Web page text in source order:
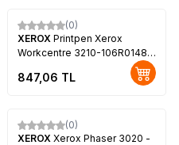
(0)
XEROX Printpen Xerox
Workcentre 3210-106R01487
Toner Yüksek Kapasiteli
847,06 TL
(0)
XEROX Xerox Phaser 3020 -